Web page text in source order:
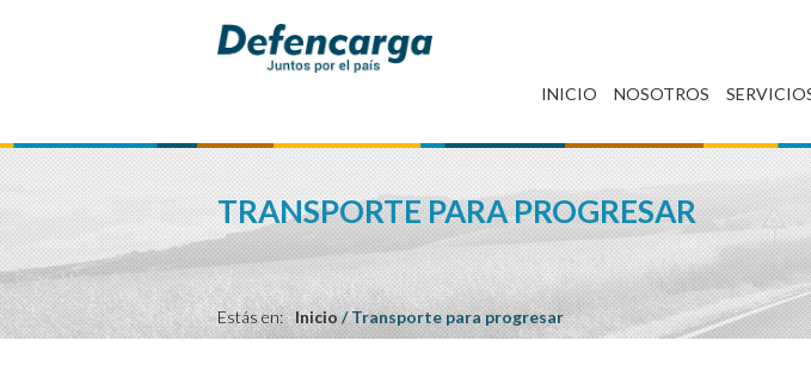
INICIO NOSOTROS
TRANSPORTE PARA PROGRESAR
Estás en: Inicio/Transporte para progresar